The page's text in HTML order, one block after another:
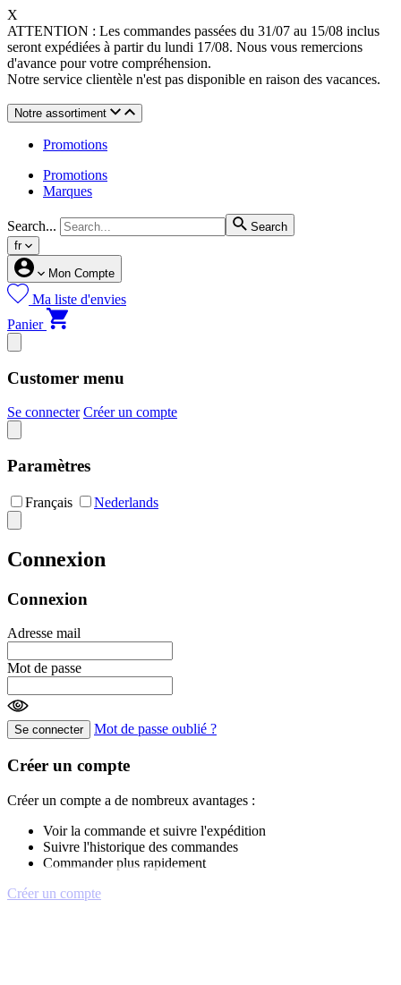
X
ATTENTION : Les commandes passées du 31/07 au 15/08 inclus
seront expédiées à partir du lundi 17/08. Nous vous remercions
d'avance pour votre compréhension.
Notre service clientèle n'est pas disponible en raison des vacances.
Notre assortiment
Promotions
Promotions
Marques
Search...
Search
fr
Mon Compte
Ma liste d'envies
Panier
Customer menu
Se connecter Créer un compte
Paramètres
Français Nederlands
Connexion
Connexion
Adresse mail
Mot de passe
Se connecter Mot de passe oublié ?
Créer un compte
Créer un compte a de nombreux avantages :
Voir la commande et suivre l'expédition
Suivre l'historique des commandes
Commander plus rapidement
Créer un compte